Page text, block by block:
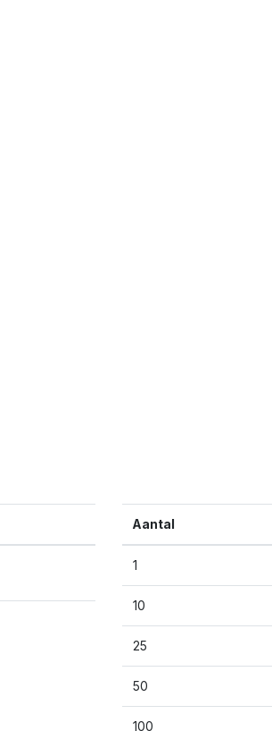
Aantal
1
10
25
50
100